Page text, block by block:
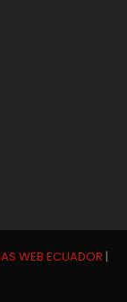
WEB ECUADOR |